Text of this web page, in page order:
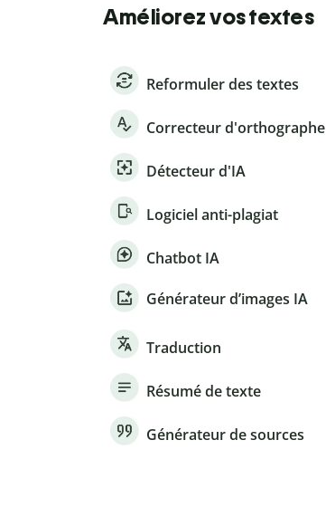
Améliorez vos textes
Reformuler des textes
Correcteur d'orthographe
Détecteur d'IA
Logiciel anti-plagiat
Chatbot IA
Générateur d’images IA
Traduction
Résumé de texte
Générateur de sources